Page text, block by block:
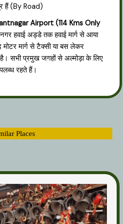
हैं (By Road)
Airport (114 Kms Only
हवाई अड्डे तक हवाई मार्ग से आया
मार्ग से टैक्सी या बस लेकर
है। सभी प्रमुख जगहों से अल्मोड़ा के लिए
रहते हैं।
Places